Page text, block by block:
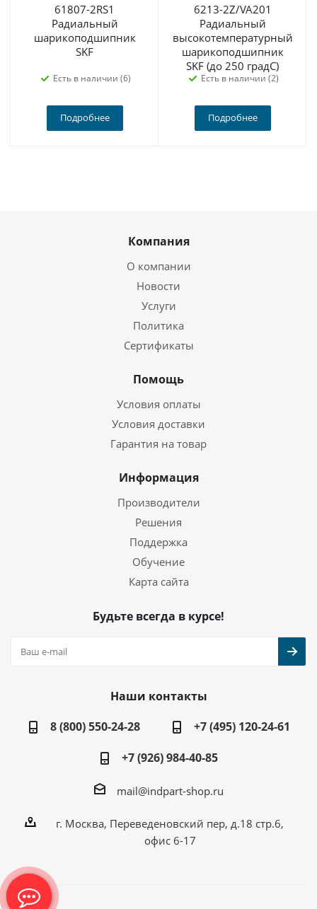
61807-2RS1
Радиальный
шарикоподшипник
SKF
Есть в наличии (6)
Подробнее
6213-2Z/VA201
Радиальный
высокотемпературный
шарикоподшипник
SKF (до 250 градС)
Есть в наличии (2)
Подробнее
Компания
О компании
Новости
Услуги
Политика
Сертификаты
Помощь
Условия оплаты
Условия доставки
Гарантия на товар
Информация
Производители
Решения
Поддержка
Обучение
Карта сайта
Будьте всегда в курсе!
Наши контакты
8 (800) 550-24-28
+7 (495) 120-24-61
+7 (926) 984-40-85
mail@indpart-shop.ru
г. Москва, Переведеновский пер, д.18 стр.6,
офис 6-17